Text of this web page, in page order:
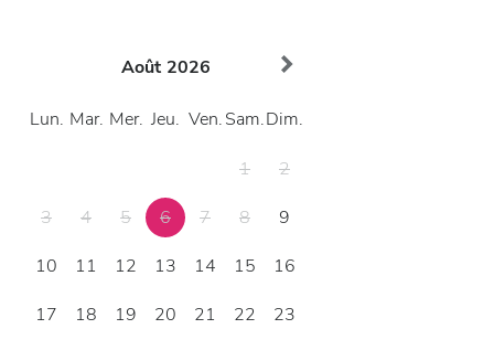
Août 2026
Lun. Mar. Mer. Jeu. Ven.Sam.Dim.
1
2
3
4 5 6 7 8
9
10
11 12 13 14 15
16
17
18 19 20 21 22
23